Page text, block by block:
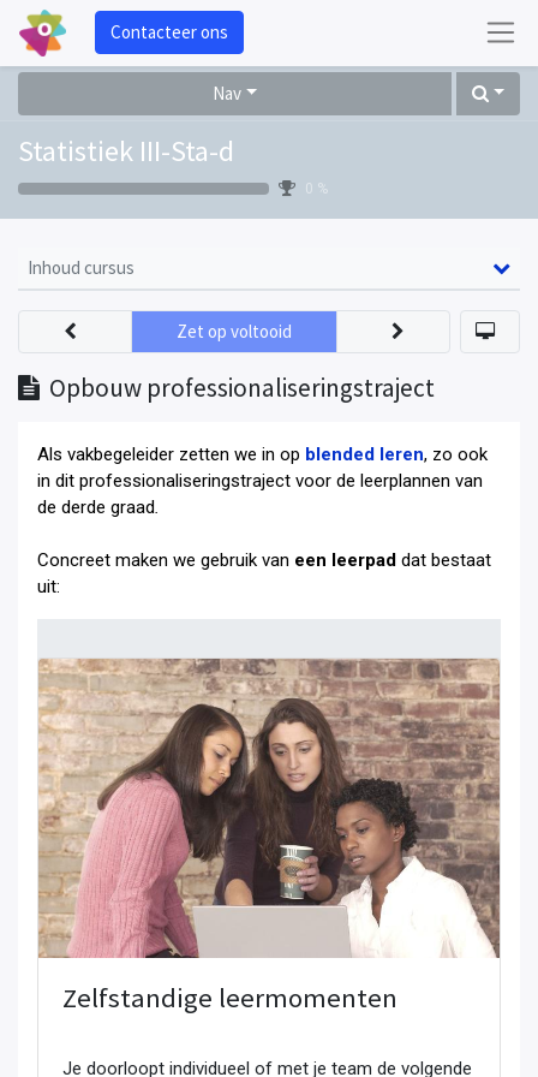
Contacteer ons
Nav
Statistiek III-Sta-d
0 %
Inhoud cursus
Opbouw professionaliseringstraject
Zet op voltooid
Als vakbegeleider zetten we in op blended leren, zo ook
in dit professionaliseringstraject voor de leerplannen van
de derde graad
Concreet maken we gebruik van een leerpad dat bestaat
uit:
Zelfstandige leermomenten
Je doorloopt individueel of met je team de volgende